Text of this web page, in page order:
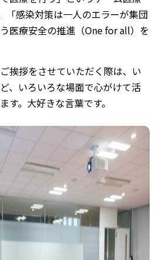
「感染対策は一人のエラーが集団
医療安全の推進（One for all）を
挨拶をさせていただく際は、い
、いろいろな場面で心がけて活
す。大好きな言葉です。